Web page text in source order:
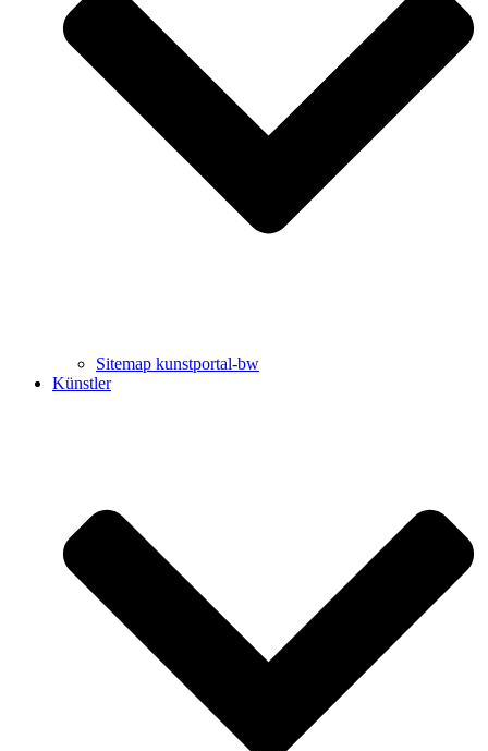
Uli Rothfuss
Harald Schwiers
Buchbesprechungen von Harald Schwiers
Haralds Streifzüge
Hörtipps von Harald Schwiers
Kunstausflüge mit Sigrid Balke
Marc Peschke – Out of The Länd
Buchtipps von Uli Rothfuss
Sitemap kunstportal-bw
Künstler